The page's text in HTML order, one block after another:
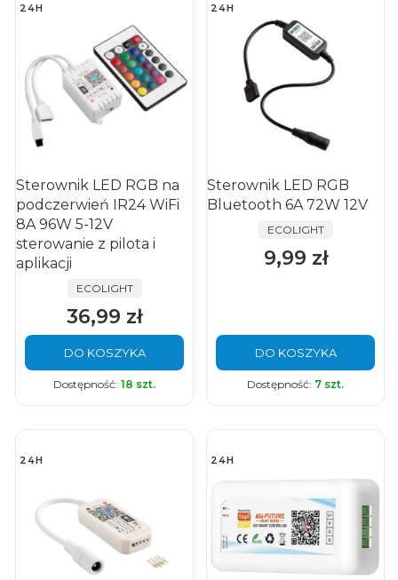
24H
Sterownik LED RGB na
podczerwień IR24 WiFi
8A 96W 5-12V
sterowanie z pilota i
aplikacji
PRODUCENT
ECOLIGHT
Cena
36,99 zł
DO KOSZYKA
Dostępność: 18 szt.
24H
Sterownik LED RGB
Bluetooth 6A 72W 12V
PRODUCENT
ECOLIGHT
Cena
9,99 zł
DO KOSZYKA
Dostępność: 7 szt.
24H 24H